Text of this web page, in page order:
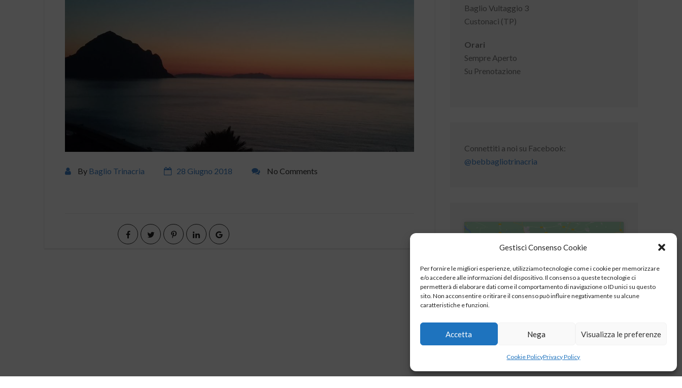
Gestisci Consenso Cookie
Per fornire le migliori esperienze, utilizziamo tecnologie come i cookie per memorizzare
e/o accedere alle informazioni del dispositivo. Il consenso a queste tecnologie ci
permetterà di elaborare dati come il comportamento di navigazione o ID unici su questo
sito. Non acconsentire o ritirare il consenso può influire negativamente su alcune
caratteristiche e funzioni.
Accetta Nega Visualizza le preferenze
Cookie PolicyPrivacy Policy
By Baglio Trinacria 28 Giugno 2018 No Comments
Baglio Vultaggio 3
Custonaci (TP)
Orari
Sempre Aperto
Su Prenotazione
Connettiti a noi su Facebook:
@bebbagliotrinacria
Fai clic per accettare i cookie marketing e
abilitare questo contenuto